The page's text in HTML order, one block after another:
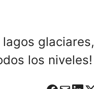
glaciares,
los niveles!